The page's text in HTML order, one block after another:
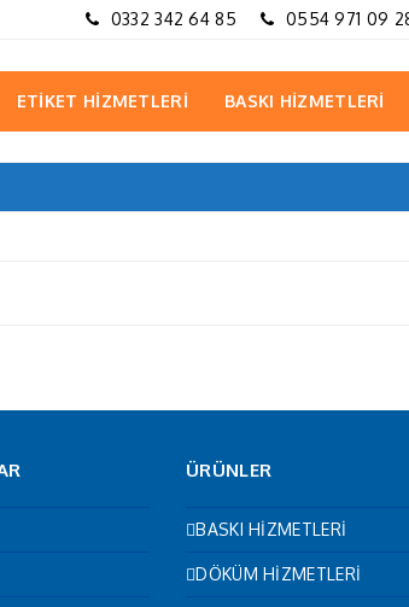
0332 342 64 85 0554 971 09
ETİKET HİZMETLERİ BASKI HİZMETLERİ
ÜRÜNLER
BASKI HİZMETLERİ
DÖKÜM HİZMETLERİ